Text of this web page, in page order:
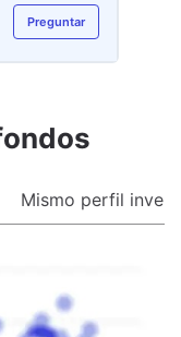
Preguntar
Mismo perfil